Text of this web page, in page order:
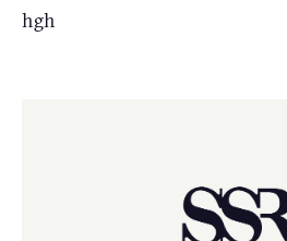
hgh